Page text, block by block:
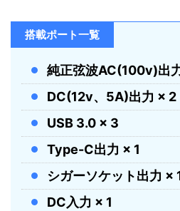
搭載ポート一覧
純正弦波AC(100v)出
DC(12v、5A)出力 × 2
USB 3.0 × 3
Type-C出力 × 1
シガーソケット出力 ×
DC入力 × 1